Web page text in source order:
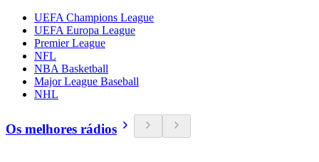
UEFA Champions League
UEFA Europa League
Premier League
NFL
NBA Basketball
Major League Baseball
NHL
Os melhores rádios